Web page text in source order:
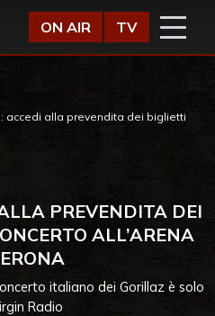
ON AIR TV
accedi alla prevendita dei biglietti
PREVENDITA DEI
ALL’ARENA
italiano dei Gorillaz è solo
Radio